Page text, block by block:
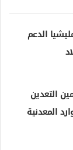
الدعم
التعدين
المعدنية